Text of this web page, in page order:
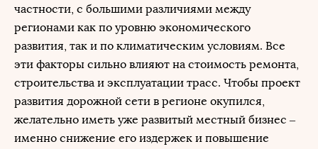
частности, с большими различиями между
регионами как по уровню экономического
развития, так и по климатическим условиям. Все
эти факторы сильно влияют на стоимость ремонта,
строительства и эксплуатации трасс. Чтобы проект
развития дорожной сети в регионе окупился,
желательно иметь уже развитый местный бизнес –
именно снижение его издержек и повышение